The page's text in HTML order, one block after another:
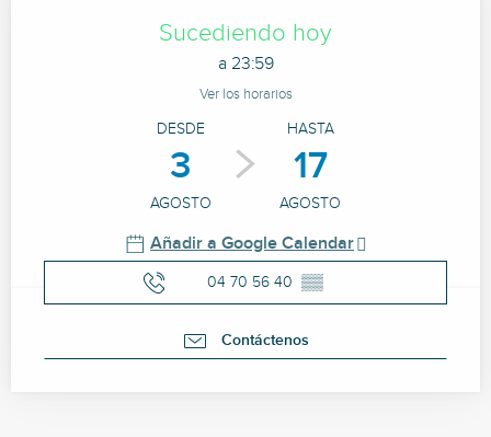
Sucediendo hoy
a 23:59
Ver los horarios
DESDE
3
AGOSTO
HASTA
17
AGOSTO
Añadir a Google Calendar
04 70 56 40 ▒▒
Contáctenos